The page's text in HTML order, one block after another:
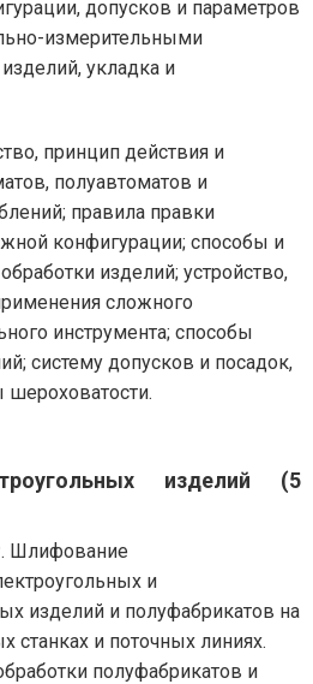
допусков и параметров
измерительными
укладка и
принцип действия и
полуавтоматов и
правила правки
конфигурации; способы и
изделий; устройство,
сложного
инструмента; способы
систему допусков и посадок,
шероховатости.
изделий (5
. Шлифование
и
изделий и полуфабрикатов на
станках и поточных линиях.
полуфабрикатов и